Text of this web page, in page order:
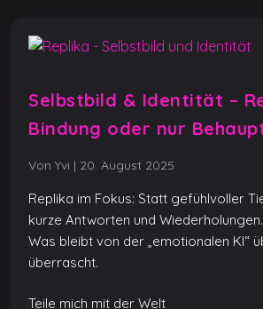
Selbstbild & Identität –
Bindung oder nur
Von Yvi | 20. August 2025
Replika im Fokus: Statt gefühlvoller
kurze Antworten und Wiederholungen.
Was bleibt von der „emotionalen KI“
überrascht.
Teile mich mit der Welt